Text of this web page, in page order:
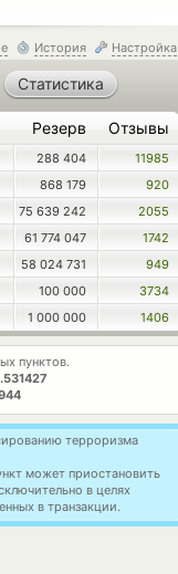
История Настройка
Статистика
Резерв Отзывы
288 404
11985
868 179
920
75 639 242
2055
61 774 047
1742
58 024 731
949
100 000
3734
1 000 000 1406
пунктов.
терроризма
может приостановить
в целях
в транзакции.